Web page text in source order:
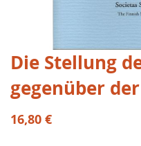
Hoppa
till
början
av
bildgalleriet
Die Stellung
gegenüber
16,80 €